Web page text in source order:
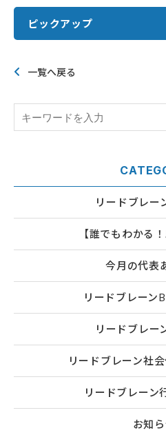
ピックアップ
一覧へ戻る
リードブレー
【誰でもわかる
今月の代表
リードブレーン
リードブレー
リードブレーン社
リードブレーン
お知